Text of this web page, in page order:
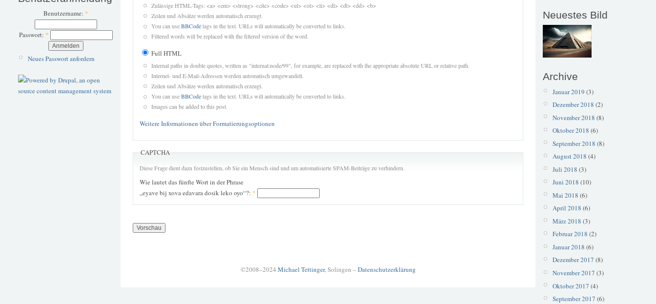
Benutzername: *
Passwort: *
Neues Passwort anfordern
Zulässige HTML-Tags: <a> <em> <strong> <cite> <code> <ul> <ol> <li> <dl> <dt> <dd> <b>
Zeilen und Absätze werden automatisch erzeugt.
You can useBBCodetags in the text. URLs will automatically be converted to links.
Filtered words will be replaced with the filtered version of the word.
Full HTML
Internal paths in double quotes, written as "internal:node/99", for example, are replaced with the appropriate absolute URL or relative path.
Internet- und E-Mail-Adressen werden automatisch umgewandelt.
Zeilen und Absätze werden automatisch erzeugt.
You can useBBCodetags in the text. URLs will automatically be converted to links.
Images can be added to this post.
Weitere Informationen über Formatierungsoptionen
CAPTCHA
Diese Frage dient dazu festzustellen, ob Sie ein Mensch sind und um automatisierte SPAM-Beiträge zu verhindern.
Wie lautet das fünfte Wort in der Phrase
„eyave bij xova edavara dosik leko oyo“?: *
©2008–2024 Michael Tettinger, Solingen –Datenschutzerklärung
Neuestes Bild
Archive
Januar 2019 (3)
Dezember 2018 (2)
November 2018 (8)
Oktober 2018 (6)
September 2018 (8)
August 2018 (4)
Juli 2018 (3)
Juni 2018 (10)
Mai 2018 (6)
April 2018 (6)
März 2018 (3)
Februar 2018 (2)
Januar 2018 (6)
Dezember 2017 (8)
November 2017 (3)
Oktober 2017 (4)
September 2017 (6)